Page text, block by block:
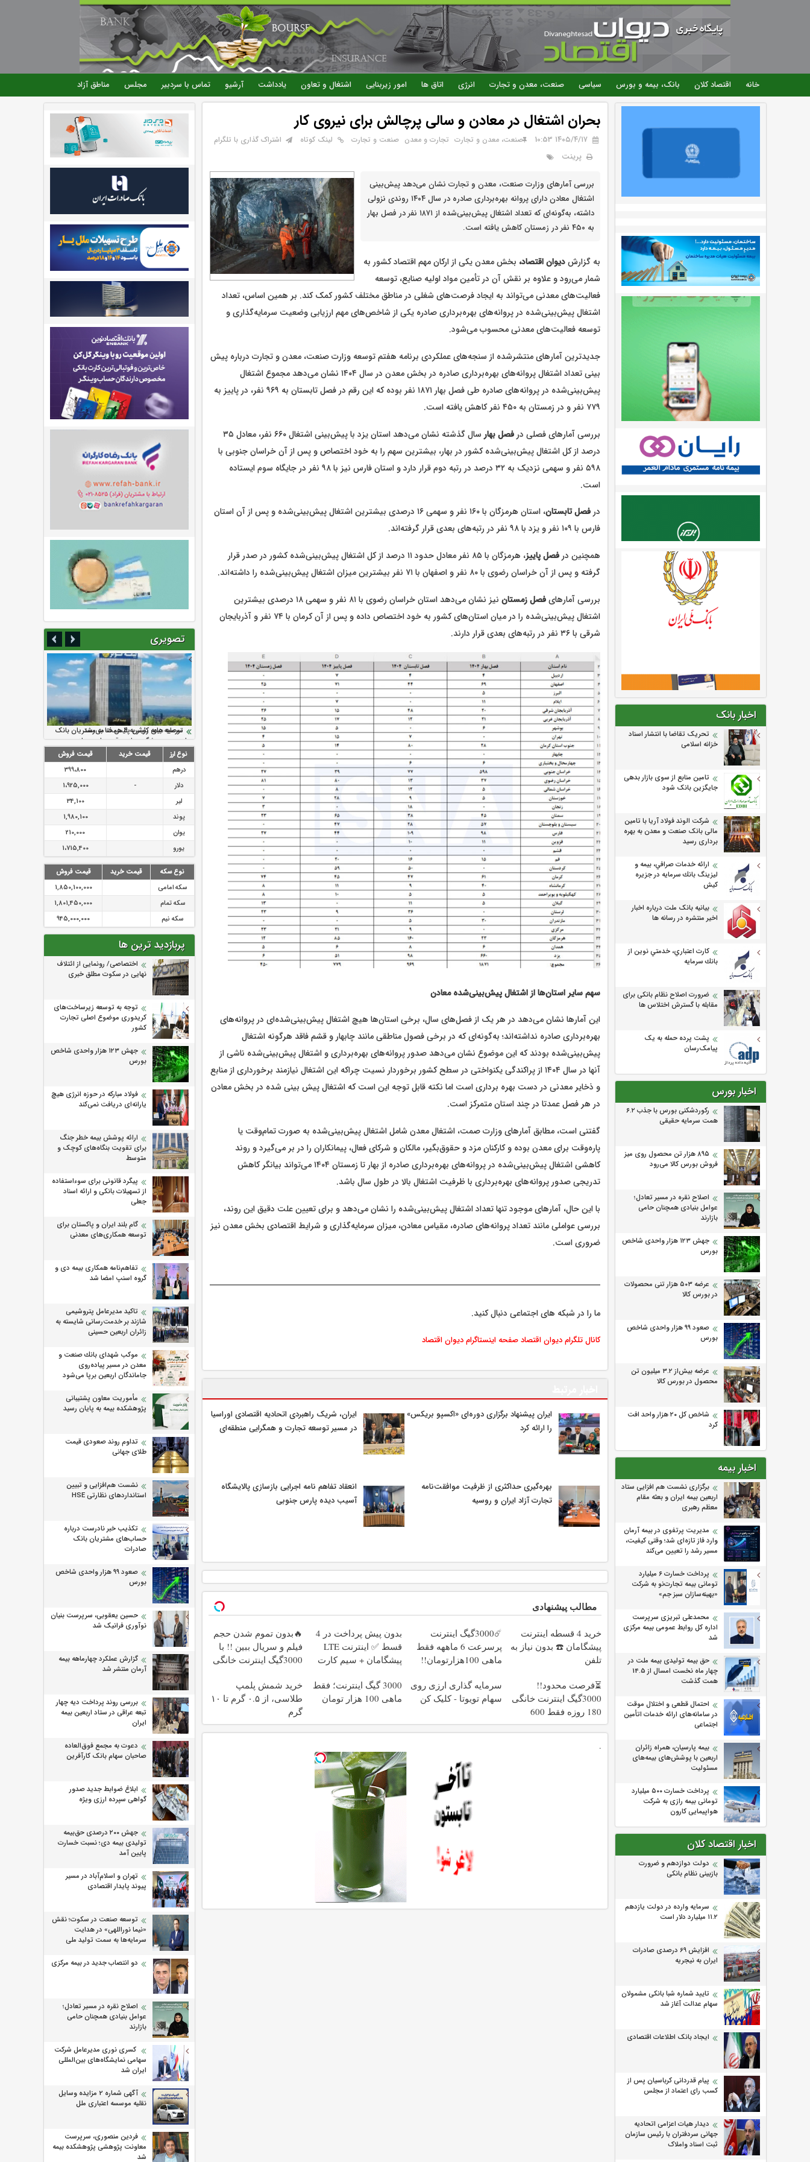
رفتن
به
محتوای
اصلی
خانه اقتصاد کلان بانک، بیمه و بورس سیاسی صنعت، معدن و تجارت انرژی اتاق ها امور زیربنایی اشتغال و تعاون یادداشت آرشیو تماس با سردبیر مجلس مناطق آزاد
اخبار بانک
تحریک تقاضا با انتشار اسناد
خزانه اسلامی
تامین منابع از سوی بازار بدهی
جایگزین بانک شود
شرکت الوند فولاد آریا با تامین
مالی بانک صنعت و معدن به بهره
برداری رسید
ارائه خدمات صرافي، بيمه و
ليزينگ بانك سرمايه در جزيره
كيش
بیانیه بانک ملت درباره اخبار
اخیر منتشره در رسانه ها
كارت اعتباري، خدمتي نوين از
بانك سرمايه
ضرورت اصلاح نظام بانکی برای
مقابله با گسترش اختلاس ها
پشت پرده حمله به یک
پیامک‌رسان
اخبار بورس
رکوردشکنی بورس با جذب ۶.۲
همت سرمایه حقیقی
۸۹۵ هزار تن محصول روی میز
فروش بورس کالا می‌‌رود
اصلاح نقره در مسیر تعادل؛
عوامل بنیادی همچنان حامی
بازارند
جهش ۱۲۳ هزار واحدی شاخص
بورس
عرضه ۵۰۳ هزار تنی محصولات
در بورس کالا
صعود ۹۹ هزار واحدی شاخص
بورس
عرضه بیش‌از ۳.۲ میلیون تن
محصول در بورس کالا
شاخص کل ۲۰ هزار واحد افت
کرد
اخبار بیمه
برگزاری نشست هم افزایی ستاد
اربعین بیمه ایران و بعثه مقام
معظم رهبری
مدیریت پرتفوی در بیمه آرمان
وارد فاز تازه‌ای شد؛ وقتی کیفیت،
مسیر رشد را تعیین می‌کند
پرداخت خسارت ۶ میلیارد
تومانی بیمه تجارت‌نو به شرکت
«بهینه‌سازان سبز جم»
محمدعلی تبریزی سرپرست
اداره كل روابط عمومی بیمه مركزی
شد
حق بیمه تولیدی بیمه ملت در
چهار ماه نخست امسال از 14.5
همت گذشت
احتمال قطعی و اختلال موقت
در سامانه‌های ارائه خدمات اتأمین
اجتماعی
بیمه پارسیان، همراه زائران
اربعین با پوشش‌های بیمه‌های
مسئولیت
پرداخت خسارت ۵۰۰ میلیارد
تومانی بیمه رازی به شرکت
هواپیمایی کارون
اخبار اقتصاد کلان
دولت دوازدهم و ضرورت
بازبینی نظام بانکی
سرمایه وارده در دولت یازدهم
۱۱.۲ میلیارد دلار است
افزایش 69 درصدی صادرات
ایران به نیجریه
تایید شماره شبا بانکی مشمولان
سهام عدالت آغاز شد
ایجاد بانک اطلاعات اقتصادی
پیام قدردانی کرباسیان پس از
کسب رای اعتماد از مجلس
دیدار هیات اعزامی اتحادیه
جهانی سردفتران با رئیس سازمان
ثبت اسناد واملاک
بحران اشتغال در معادن و سالی پرچالش برای نیروی کار
۱۴۰۵/۴/۱۷ 10:53 صنعت، معدن و تجارت تجارت و معدن صنعت و تجارت لینک کوتاه اشتراک گذاری با تلگرام
پرینت
بررسی آمارهای وزارت صنعت، معدن و تجارت نشان می‌دهد پیش‌بینی
اشتغال معادن دارای پروانه بهره‌برداری صادره در سال ۱۴۰۴ روندی نزولی
داشته، به‌گونه‌ای که تعداد اشتغال پیش‌بینی‌شده از ۱۸۷۱ نفر در فصل بهار
به ۴۵۰ نفر در زمستان کاهش یافته است.
به گزارشدیوان اقتصاد، بخش معدن یکی از ارکان مهم اقتصاد کشور به
شمار می‌رود و علاوه بر نقش آن در تأمین مواد اولیه صنایع، توسعه
فعالیت‌های معدنی می‌تواند به ایجاد فرصت‌های شغلی در مناطق مختلف کشور کمک کند. بر همین اساس، تعداد
اشتغال پیش‌بینی‌شده در پروانه‌های بهره‌برداری صادره یکی از شاخص‌های مهم ارزیابی وضعیت سرمایه‌گذاری و
توسعه فعالیت‌های معدنی محسوب می‌شود.
جدیدترین آمارهای منتشرشده از سنجه‌های عملکردی برنامه هفتم توسعه وزارت صنعت، معدن و تجارت درباره پیش
بینی تعداد اشتغال پروانه‌های بهره‌برداری صادره در بخش معدن در سال ۱۴۰۴ نشان می‌دهد مجموع اشتغال
پیش‌بینی‌شده در پروانه‌های صادره طی فصل بهار ۱۸۷۱ نفر بوده که این رقم در فصل تابستان به ۹۶۹ نفر، در پاییز به
۷۷۹ نفر و در زمستان به ۴۵۰ نفر کاهش یافته است.
بررسی آمارهای فصلی در فصل بهار
سال گذشته نشان می‌دهد استان یزد با پیش‌بینی اشتغال ۶۶۰ نفر، معادل ۳۵
درصد از کل اشتغال پیش‌بینی‌شده کشور در بهار، بیشترین سهم را به خود اختصاص و پس از آن خراسان جنوبی با
۵۹۸ نفر و سهمی نزدیک به ۳۲ درصد در رتبه دوم قرار دارد و استان فارس نیز با ۹۸ نفر در جایگاه سوم ایستاده
است.
در فصل تابستان
، استان هرمزگان با ۱۶۰ نفر و سهمی ۱۶ درصدی بیشترین اشتغال پیش‌بینی‌شده و پس از آن استان
فارس با ۱۰۹ نفر و یزد با ۹۸ نفر در رتبه‌های بعدی قرار گرفته‌اند.
همچنین در فصل پاییز
، هرمزگان با ۸۵ نفر معادل حدود ۱۱ درصد از کل اشتغال پیش‌بینی‌شده کشور در صدر قرار
گرفته و پس از آن خراسان رضوی با ۸۰ نفر و اصفهان با ۷۱ نفر بیشترین میزان اشتغال پیش‌بینی‌شده را داشته‌اند.
بررسی آمارهایفصل زمستان
نیز نشان می‌دهد استان خراسان رضوی با ۸۱ نفر و سهمی ۱۸ درصدی بیشترین
اشتغال پیش‌بینی‌شده را در میان استان‌های کشور به خود اختصاص داده و پس از آن کرمان با ۷۴ نفر و آذربایجان
شرقی با ۳۶ نفر در رتبه‌های بعدی قرار دارند.
سهم سایر استان‌ها از اشتغال پیش‌بینی‌شده معادن
این آمارها نشان می‌دهد در هر یک از فصل‌های سال، برخی استان‌ها هیچ اشتغال پیش‌بینی‌شده‌ای در پروانه‌های
بهره‌برداری صادره نداشته‌اند؛ به‌گونه‌ای که در برخی فصول مناطقی مانند چابهار و قشم فاقد هرگونه اشتغال
پیش‌بینی‌شده بودند که این موضوع نشان می‌دهد صدور پروانه‌های بهره‌برداری و اشتغال پیش‌بینی‌شده ناشی از
آنها در سال ۱۴۰۴ از پراکندگی یکنواختی در سطح کشور برخوردار نسیت چراکه این اشتغال نیازمند برخورداری از منابع
و ذخایر معدنی در دست بهره برداری است اما نکته قابل توجه این است که اشتغال پیش بینی شده در بخش معادن
در هر فصل عمدتا در چند استان متمرکز است.
گفتنی است، مطابق آمارهای وزارت صمت، اشتغال معدن شامل اشتغال پیش‌بینی‌شده به صورت تمام‌وقت یا
پاره‌وقت برای معدن بوده و کارکنان مزد و حقوق‌بگیر، مالکان و شرکای فعال، پیمانکاران را در بر می‌گیرد و روند
کاهشی اشتغال پیش‌بینی‌شده در پروانه‌های بهره‌برداری صادره از بهار تا زمستان ۱۴۰۴ می‌تواند بیانگر کاهش
تدریجی صدور پروانه‌های بهره‌برداری با ظرفیت اشتغال بالا در طول سال باشد.
با این حال، آمارهای موجود تنها تعداد اشتغال پیش‌بینی‌شده را نشان می‌دهد و برای تعیین علت دقیق این روند،
بررسی عواملی مانند تعداد پروانه‌های صادره، مقیاس معادن، میزان سرمایه‌گذاری و شرایط اقتصادی بخش معدن نیز
ضروری است.
ما را در شبکه های اجتماعی دنبال کنید.
کانال تلگرام دیوان اقتصادصفحه اینستاگرام دیوان اقتصاد
ایران پیشنهاد برگزاری دوره‌ای «اکسپو بریکس»
را ارائه کرد
ایران، شریک راهبردی اتحادیه اقتصادی اوراسیا
در مسیر توسعه تجارت و همگرایی منطقه‌ای
بهره‌گیری حداکثری از ظرفیت موافقت‌نامه
تجارت آزاد ایران و روسیه
انعقاد تفاهم نامه اجرایی بازسازی پالایشگاه
آسیب دیده پارس جنوبی
مطالب پیشنهادی
خرید 4 قسطه اینترنت
پیشگامان ☎️ بدون نیاز به
تلفن
☄️3000گیگ اینترنت
پرسرعت 6 ماههه فقط
ماهی 100هزارتومان!!
بدون پیش پرداخت در 4
قسط ✅ اینترنت LTE
پیشگامان + سیم کارت
🔥بدون تموم شدن حجم
فیلم و سریال ببین !! با
3000گیگ اینترنت خانگی
⏳فرصت محدود!!
3000گیگ اینترنت خانگی
180 روزه فقط 600
هزارتومان!!
سرمایه گذاری ارزی روی
سهام تویوتا - کلیک کن
3000 گیگ اینترنت؛ فقط
ماهی 100 هزار تومان
خرید شمش پلمپ
طلاسی، از ۰.۵ گرم تا ۱۰
گرم
.
تصویری
ارزش سهام عدالت بالا رفت
سرمایه بیمه کوثر به ۴ همت می‌رسد
نود ثانیه با فولاد سنگان
تقدیر دبیرکل سندیکای بیمه گران ایران از
اقدامات مدیرعامل بیمه رازی
توصیه های رئیس پلیس فتا به مشتریان بانک
ها در مورد پیشگیری از سرقت های مجازی
نوع ارز قیمت خرید
قیمت فروش
درهم
399،800
دلار
-
1،925,000
لیر
34,100
پوند
1,980,100
یوان
210,000
یورو
1،715,400
نوع سکه قیمت خرید
قیمت فروش
سکه امامی
1,850,100,000
سکه تمام
1,801,450,000
سکه نیم
945,000,000
پربازدید ترین ها
اختصاصی/ رونمایی از ائتلاف‌
نهایی در سکوت مطلق خبری
توجه به توسعه زیرساخت‌های
کریدوری موضوع اصلی تجارت
کشور
جهش ۱۲۳ هزار واحدی شاخص
بورس
فولاد مبارکه در حوزه انرژی هیچ
یارانه‌ای دریافت نمی‌کند
ارائه پوشش بیمه خطر جنگ
برای تقویت بنگاه‌های کوچک و
متوسط
پیگرد قانونی برای سوءاستفاده
از تسهیلات بانکی و ارائه اسناد
جعلی
گام بلند ایران و پاکستان برای
توسعه همکاری‌های معدنی
تفاهم‌نامه همکاری بیمه دی و
گروه اسنپ امضا شد
تاکید مدیرعامل پتروشیمی
شازند بر خدمت‌رسانی شایسته به
زائران اربعین حسینی
موكب شهدای بانك صنعت و
معدن در مسیر پیاده‌روی
جاماندگان اربعین برپا می‌شود
مأموریت معاون پشتیبانی
پژوهشكده بیمه به پایان رسید
تداوم روند صعودی قیمت
طلای جهانی
نشست هم‌افزایی و تبیین
استانداردهای نظارتی HSE
تکذیب خبر نادرست درباره
حساب‌های مشتریان بانک
صادرات
صعود ۹۹ هزار واحدی شاخص
بورس
حسین یعقوبی، سرپرست بنیان
نوآوری فرانیک شد
گزارش عملکرد چهارماهه بیمه
آرمان منتشر شد
بررسی روند پرداخت دیه چهار
تبعه عراقی در ستاد اربعین بیمه
ایران
دعوت به مجمع فوق‌العاده
صاحبان سهام بانک کارآفرین
ابلاغ ضوابط جدید صدور
گواهی سپرده ارزی ویژه
جهش ۲۰۰ درصدی حق‌بیمه
تولیدی بیمه دی؛ نسبت خسارت
پایین آمد
تهران و اسلام‌آباد در مسیر
پیوند پایدار اقتصادی
توسعه صنعت در سکوت؛ نقش
«نیما نوراللهی» در هدایت
سرمایه‌ها به سمت تولید ملی
دو انتصاب جدید در بیمه مرکزی
اصلاح نقره در مسیر تعادل؛
عوامل بنیادی همچنان حامی
بازارند
کسری نوری مدیرعامل شرکت
سهامی نمایشگاه‌های بین‌المللی
ایران شد
آگهی شماره 2 مزایده وسایل
نقلیه موسسه اعتباری ملل
فردین منصوری، سرپرست
معاونت پژوهشی پژوهشكده بیمه
شد